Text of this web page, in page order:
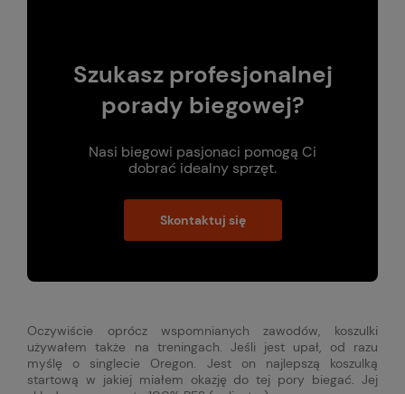
Szukasz profesjonalnej
porady biegowej?
Nasi biegowi pasjonaci pomogą Ci
dobrać idealny sprzęt.
Skontaktuj się
Oczywiście oprócz wspomnianych zawodów, koszulki
używałem także na treningach. Jeśli jest upał, od razu
myślę o singlecie Oregon. Jest on najlepszą koszulką
startową w jakiej miałem okazję do tej pory biegać. Jej